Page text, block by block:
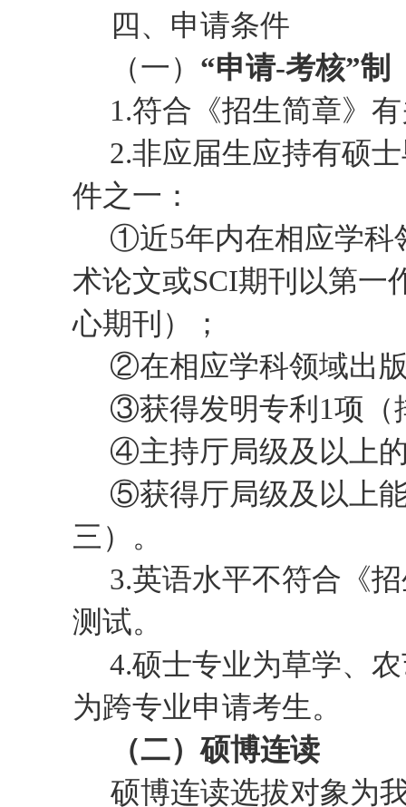
四、申请条件
（一） “申请-考核”制
1.符合《招生简章》
2.非应届生应持有硕
件之一：
①近5年内在相应学科
术论文或SCI期刊以第一
心期刊）；
②在相应学科领域出
③获得发明专利1项（
④主持厅局级及以上
⑤获得厅局级及以上
三）。
3.英语水平不符合《
测试。
4.硕士专业为草学、
为跨专业申请考生。
（二）硕博连读
硕博连读选拔对象为